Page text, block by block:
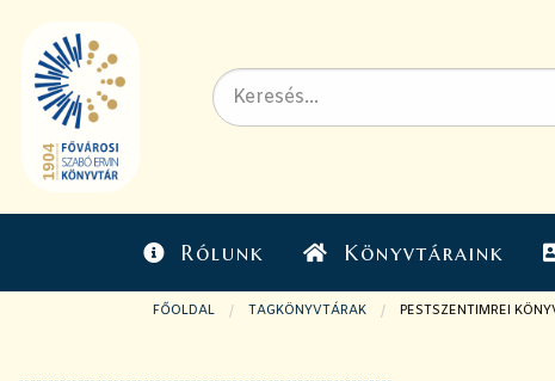
Rólunk Könyvtáraink
FŐOLDAL TAGKÖNYVTÁRAK JELENLEGI OLDAL:
PESTSZENTIMREI